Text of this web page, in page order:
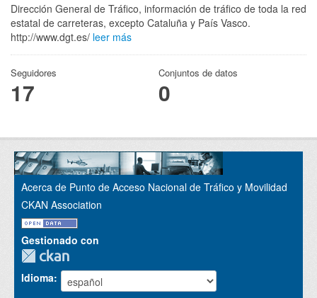
Dirección General de Tráfico, información de tráfico de toda la red
estatal de carreteras, excepto Cataluña y País Vasco.
http://www.dgt.es/ leer más
Seguidores
17
Conjuntos de datos
0
Acerca de Punto de Acceso Nacional de Tráfico y Movilidad
CKAN Association
Gestionado con
Idioma